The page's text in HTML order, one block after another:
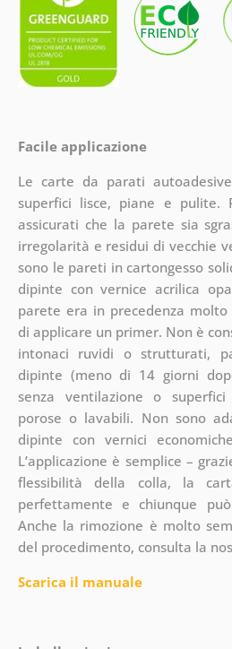
Facile applicazione
Le carte da parati
superfici lisce, piane e pulite.
assicurati che la parete sia
irregolarità e residui di vecchie
sono le pareti in cartongesso
dipinte con vernice acrilica
parete era in precedenza molto
di applicare un primer. Non è
intonaci ruvidi o strutturati,
dipinte (meno di 14 giorni
senza ventilazione o
porose o lavabili. Non sono
dipinte con vernici
L’applicazione è semplice –
flessibilità della colla, la
perfettamente e chiunque
Anche la rimozione è molto
del procedimento, consulta la
Scarica il manuale